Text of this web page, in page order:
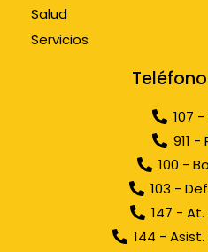
Salud
Servicios
107
911 -
100 -
103 -
147 -
144 -